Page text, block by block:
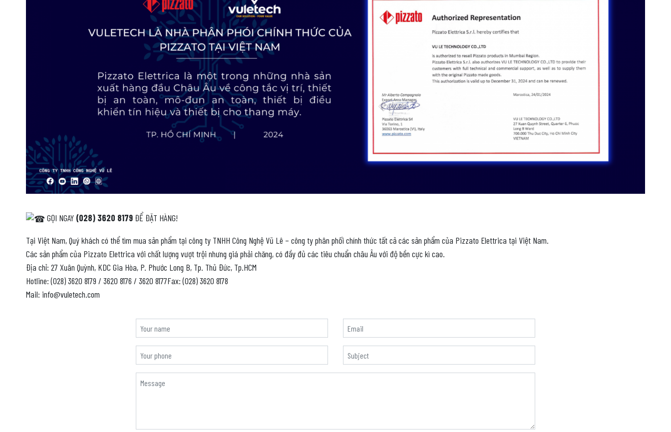
GỌI NGAY (028) 3620 8179 ĐỂ ĐẶT HÀNG!
Tại Việt Nam, Quý khách có thể tìm mua sản phẩm tại công ty TNHH Công Nghệ Vũ Lê – công ty phân phối chính thức tất cả các sản phẩm của Pizzato Elettrica tại Việt Nam.
Các sản phẩm của Pizzato Elettrica với chất lượng vượt trội nhưng giá phải chăng, có đầy đủ các tiêu chuẩn châu Âu với độ bền cực kì cao.
Địa chỉ: 27 Xuân Quỳnh, KDC Gia Hòa, P. Phước Long B, Tp. Thủ Đức, Tp.HCM
Hotline: (028) 3620 8179 / 3620 8176 / 3620 8177Fax: (028) 3620 8178
Mail: info@vuletech.com